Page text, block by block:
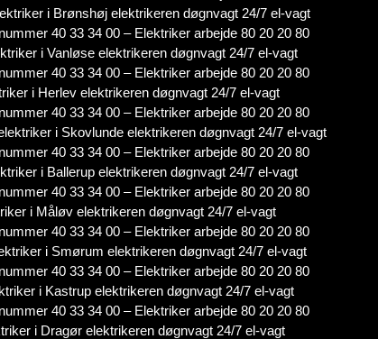
i Brønshøj elektrikeren døgnvagt 24/7 el-vagt
40 33 34 00 – Elektriker arbejde 80 20 20 80
i Vanløse elektrikeren døgnvagt 24/7 el-vagt
40 33 34 00 – Elektriker arbejde 80 20 20 80
i Herlev elektrikeren døgnvagt 24/7 el-vagt
40 33 34 00 – Elektriker arbejde 80 20 20 80
i Skovlunde elektrikeren døgnvagt 24/7 el-vagt
40 33 34 00 – Elektriker arbejde 80 20 20 80
i Ballerup elektrikeren døgnvagt 24/7 el-vagt
40 33 34 00 – Elektriker arbejde 80 20 20 80
i Måløv elektrikeren døgnvagt 24/7 el-vagt
40 33 34 00 – Elektriker arbejde 80 20 20 80
i Smørum elektrikeren døgnvagt 24/7 el-vagt
40 33 34 00 – Elektriker arbejde 80 20 20 80
i Kastrup elektrikeren døgnvagt 24/7 el-vagt
40 33 34 00 – Elektriker arbejde 80 20 20 80
i Dragør elektrikeren døgnvagt 24/7 el-vagt